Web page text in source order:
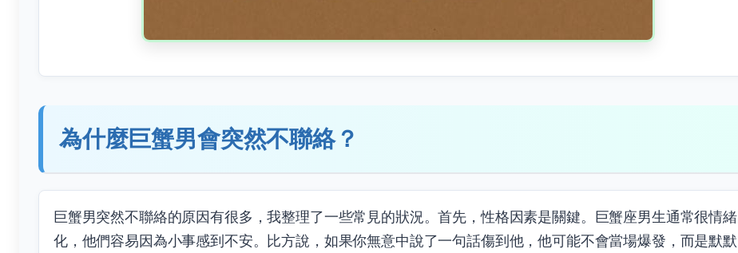
為什麼巨蟹男會突然不聯絡？
巨蟹男突然不聯絡的原因有很多，我整理了一些常見的狀況。首先，性格因素是關鍵。巨蟹座男生通常很情緒
化，他們容易因為小事感到不安。比方說，如果你無意中說了一句話傷到他，他可能不會當場爆發，而是默默